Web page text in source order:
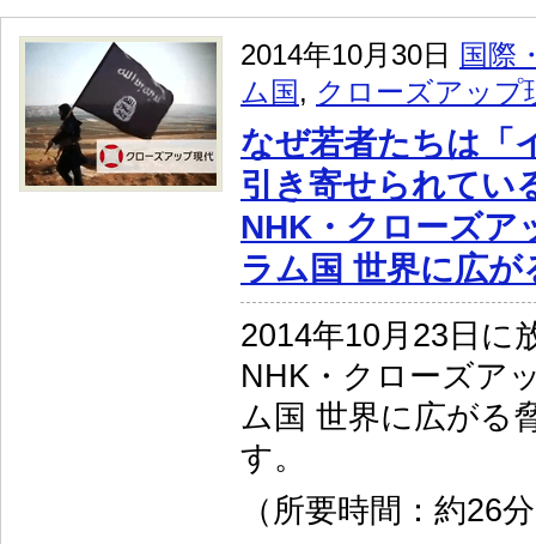
2014年10月30日 国際
ム国 , クローズアップ
なぜ若者たちは「
引き寄せられてい
NHK・クローズア
ラム国 世界に広が
2014年10月23日に
NHK・クローズア
ム国 世界に広がる
す。
（所要時間：約26